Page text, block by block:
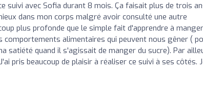
suivi avec Sofia durant 8 mois. Ça faisait plus de trois
dans mon corps malgré avoir consulté une autre
plus profonde que le simple fait d'apprendre à
alimentaires qui peuvent nous gêner (
satiété quand il s'agissait de manger du sucre). Par
pris beaucoup de plaisir à réaliser ce suivi à ses côtés.